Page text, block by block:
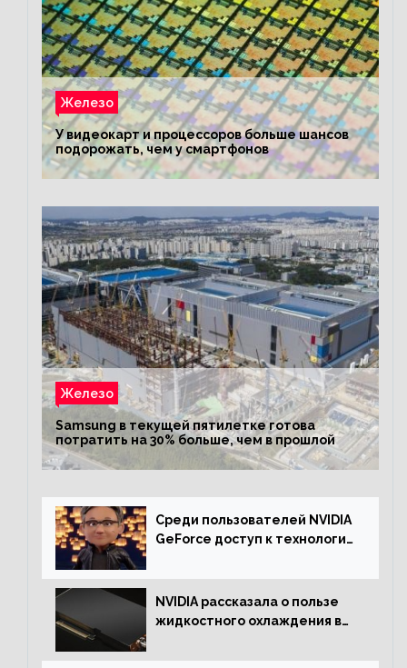
Железо
У видеокарт и процессоров больше шансов
подорожать, чем у смартфонов
Железо
Samsung в текущей пятилетке готова
потратить на 30% больше, чем в прошлой
Среди пользователей NVIDIA
GeForce доступ к технологии
NVIDIA рассказала о пользе
жидкостного охлаждения в